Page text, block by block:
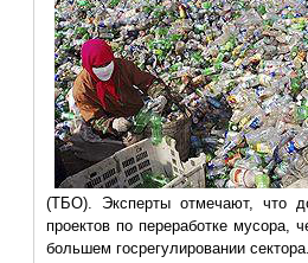
(ТБО). Эксперты отмечают, что
проектов по переработке
большем госрегулировании